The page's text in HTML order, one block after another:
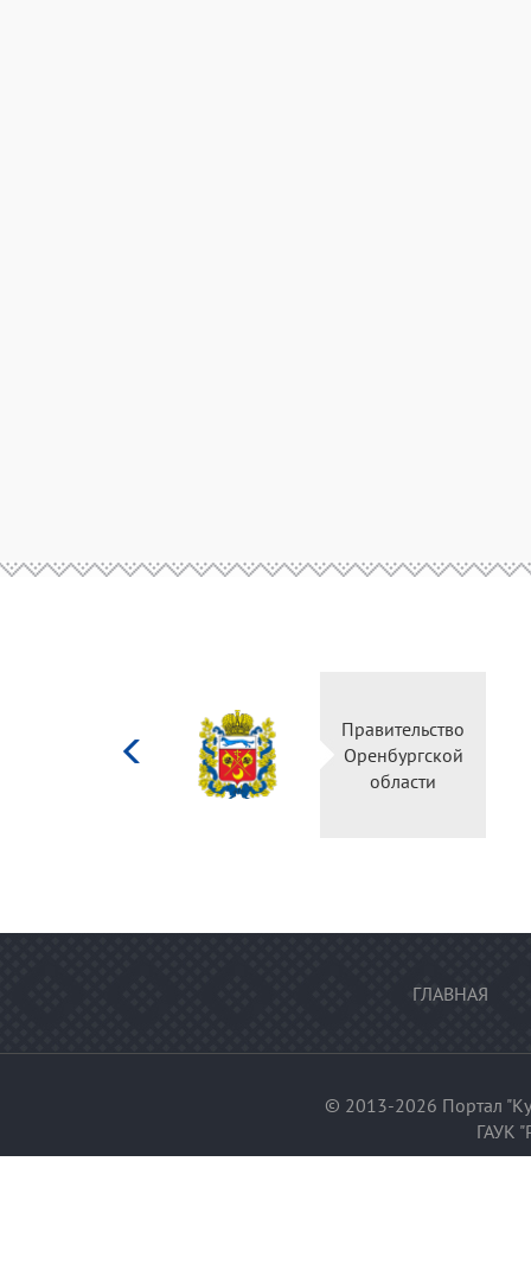
Правительство
Оренбургской
области
ГЛАВНАЯ
© 2013-2026 Портал
ГАУК